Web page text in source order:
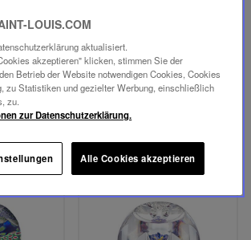
DIE GOLDENE RATTE
2020
5.700,00 €
NICHT AUF LAGER
LOUIS.COM
aktualisiert.
akzeptieren" klicken, stimmen Sie der
Betrieb der Website notwendigen Cookies, Cookies
zu Statistiken und gezielter Werbung, einschließlich
zu.
zur Datenschutzerklärung.
Alle Cookies akzeptieren